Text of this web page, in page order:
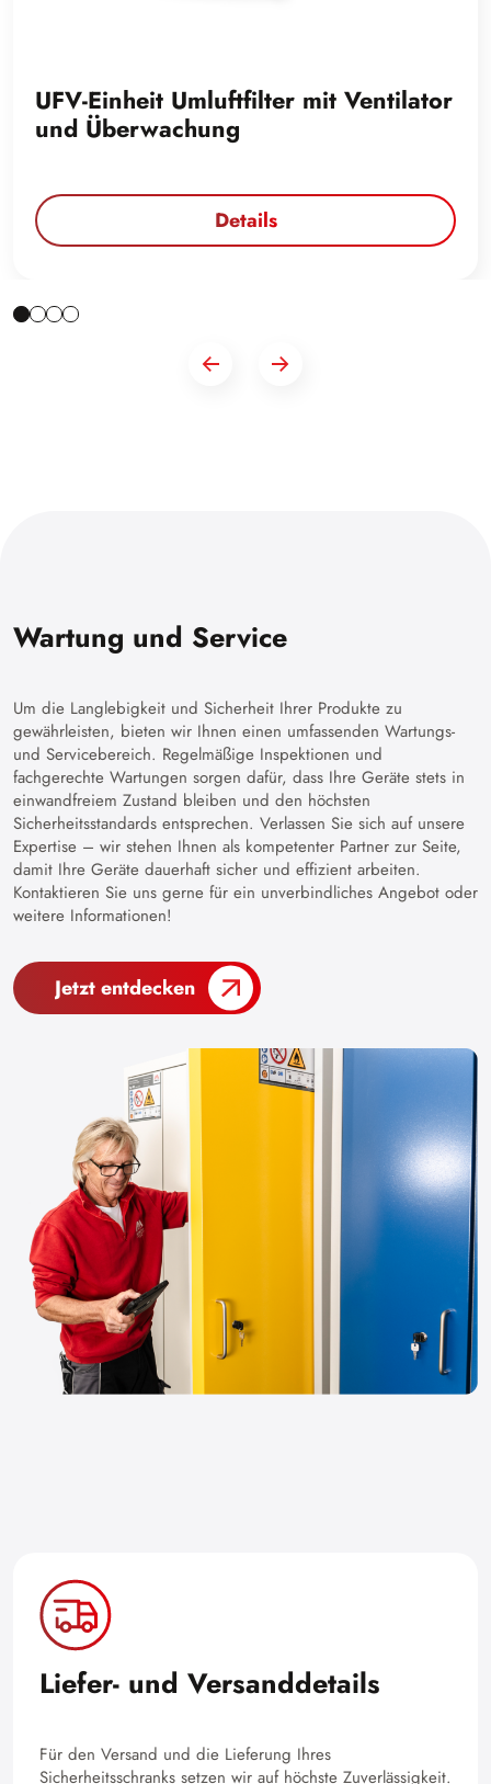
UFV-Einheit Umluftfilter mit Ventilator
und Überwachung
Details
Wartung und Service
Um die Langlebigkeit und Sicherheit Ihrer Produkte zu
gewährleisten, bieten wir Ihnen einen umfassenden Wartungs-
und Servicebereich. Regelmäßige Inspektionen und
fachgerechte Wartungen sorgen dafür, dass Ihre Geräte stets in
einwandfreiem Zustand bleiben und den höchsten
Sicherheitsstandards entsprechen. Verlassen Sie sich auf unsere
Expertise – wir stehen Ihnen als kompetenter Partner zur Seite,
damit Ihre Geräte dauerhaft sicher und effizient arbeiten.
Kontaktieren Sie uns gerne für ein unverbindliches Angebot oder
weitere Informationen!
Jetzt entdecken
Liefer- und Versanddetails
Für den Versand und die Lieferung Ihres
Sicherheitsschranks setzen wir auf höchste Zuverlässigkeit.